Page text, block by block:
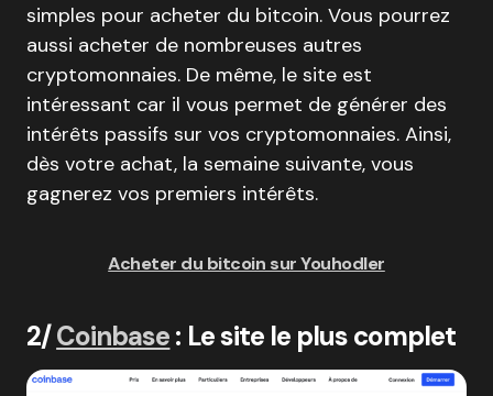
simples pour acheter du bitcoin. Vous pourrez
aussi acheter de nombreuses autres
cryptomonnaies. De même, le site est
intéressant car il vous permet de générer des
intérêts passifs sur vos cryptomonnaies. Ainsi,
dès votre achat, la semaine suivante, vous
gagnerez vos premiers intérêts.
Acheter du bitcoin sur Youhodler
2/Coinbase: Le site le plus complet